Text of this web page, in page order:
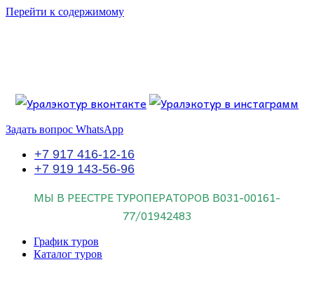
Перейти к содержимому
Знайте об этом.
Задать вопрос WhatsApp
+7 917 416-12-16
+7 919 143-56-96
МЫ В РЕЕСТРЕ ТУРОПЕРАТОРОВ В031-00161-
77/01942483
График туров
Каталог туров